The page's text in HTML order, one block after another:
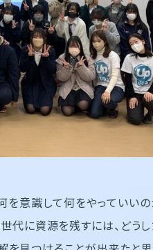
を意識して何をやっていい
代に資源を残すには、どう